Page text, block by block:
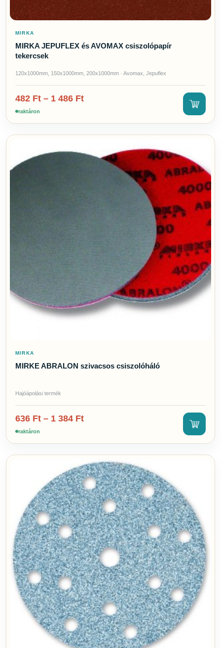
MIRKA
MIRKA JEPUFLEX és AVOMAX csiszolópapír
tekercsek
120x1000mm, 150x1000mm, 200x1000mm · Avomax, Jepuflex
482 Ft – 1 486 Ft
raktáron
MIRKA
MIRKE ABRALON szivacsos csiszolóháló
Hajóápolási termék
636 Ft – 1 384 Ft
raktáron